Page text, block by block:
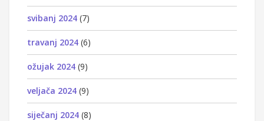
svibanj 2024 (7)
travanj 2024 (6)
ožujak 2024 (9)
veljača 2024 (9)
siječanj 2024 (8)